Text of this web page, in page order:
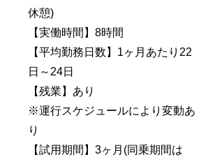
休憩)
【実働時間】8時間
【平均勤務日数】1ヶ月あたり22
日～24日
【残業】あり
※運行スケジュールにより変動あ
り
【試用期間】3ヶ月(同乗期間は